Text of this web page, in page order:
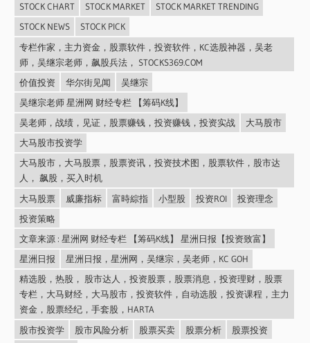
STOCK CHART
STOCK MARKET
STOCK MARKET TRENDING
STOCK NEWS
STOCK PICK
专栏作家，主力资金，股票软件，投资软件，KC选股神器，吴老
师，吴继宗老师，飙股兵法， STOCKS369.COM
价值投资
华尔街见闻
吴继宗
吴继宗老师 星洲网 财经专栏 【筹码K线】
吴老师，战绩，见证，股票赚钱，投资赚钱，投资实战
大马股市
大马股市投资学
大马股市，大马股票，股票资讯，投资技术图，股票软件，股市达
人， 飙股，买入时机
大马股票
威廉指标 富時綜指 小型股 投资ROI
投资理念
投资策略
文章来源 : 星洲网 财经专栏 【筹码K线】 星洲日报【投资致富】
星洲日报
星洲日报，星洲网，吴继宗，吴老师，KC GOH
精选股，热股， 股市达人，投资股票，股票消息，投资理财，股票
专栏，大马财经，大马股市，投资软件，自动选股，投资课程，主力
资金，股票经纪，手套股，HARTA
股市投资学
股市风险分析 股票买卖 股票分析
股票投资